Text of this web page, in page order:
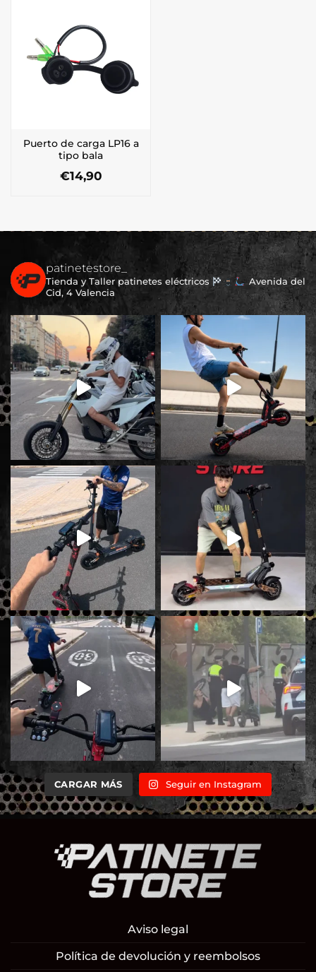
Puerto de carga LP16 a
tipo bala
€14,90
patinetestore_
Tienda y Taller patinetes eléctricos
Avenida del
Cid, 4 Valencia
CARGAR MÁS Seguir en Instagram
Aviso legal
Política de devolución y reembolsos